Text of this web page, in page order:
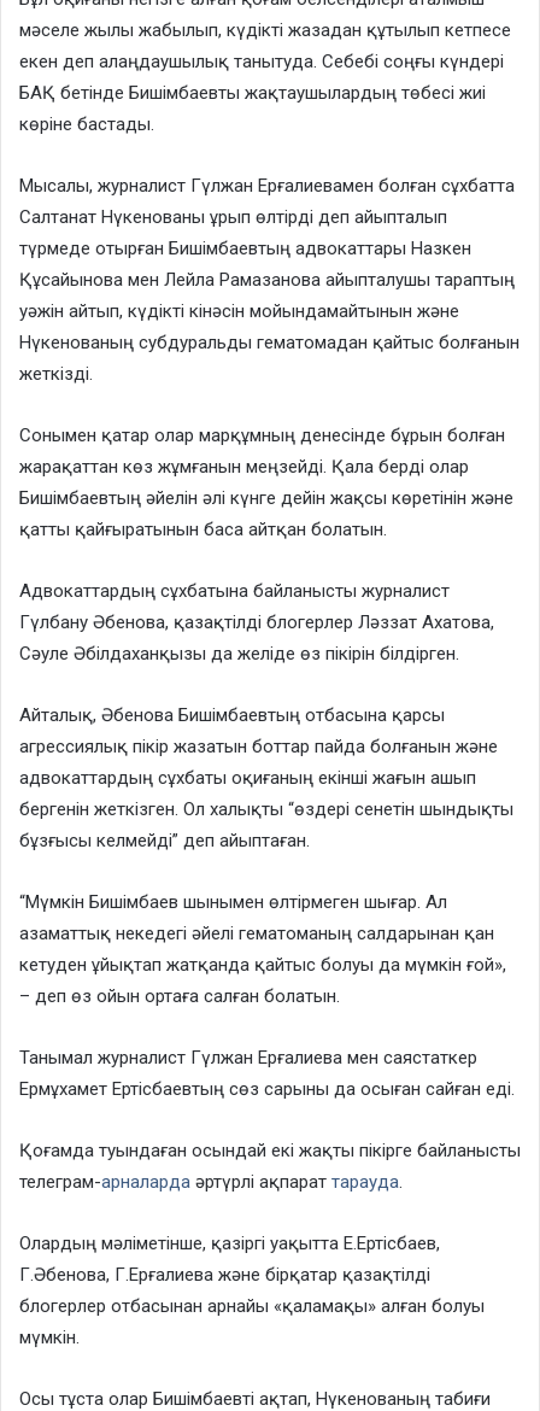
мәселе жылы жабылып, күдікті жазадан құтылып кетпесе
екен деп алаңдаушылық танытуда. Себебі соңғы күндері
БАҚ бетінде Бишімбаевты жақтаушылардың төбесі жиі
көріне бастады.
Мысалы, журналист Гүлжан Ерғалиевамен болған сұхбатта
Салтанат Нүкенованы ұрып өлтірді деп айыпталып
түрмеде отырған Бишімбаевтың адвокаттары Назкен
Құсайынова мен Лейла Рамазанова айыпталушы тараптың
уәжін айтып, күдікті кінәсін мойындамайтынын және
Нүкенованың субдуральды гематомадан қайтыс болғанын
жеткізді.
Сонымен қатар олар марқұмның денесінде бұрын болған
жарақаттан көз жұмғанын меңзейді. Қала берді олар
Бишімбаевтың әйелін әлі күнге дейін жақсы көретінін және
қатты қайғыратынын баса айтқан болатын.
Адвокаттардың сұхбатына байланысты журналист
Гүлбану Әбенова, қазақтілді блогерлер Ләззат Ахатова,
Сәуле Әбілдаханқызы да желіде өз пікірін білдірген.
Айталық, Әбенова Бишімбаевтың отбасына қарсы
агрессиялық пікір жазатын боттар пайда болғанын және
адвокаттардың сұхбаты оқиғаның екінші жағын ашып
бергенін жеткізген. Ол халықты “өздері сенетін шындықты
бұзғысы келмейді” деп айыптаған.
“Мүмкін Бишімбаев шынымен өлтірмеген шығар. Ал
азаматтық некедегі әйелі гематоманың салдарынан қан
кетуден ұйықтап жатқанда қайтыс болуы да мүмкін ғой»,
– деп өз ойын ортаға салған болатын.
Танымал журналист Гүлжан Ерғалиева мен саястаткер
Ермұхамет Ертісбаевтың сөз сарыны да осыған сайған еді.
Қоғамда туындаған осындай екі жақты пікірге байланысты
телеграм-арналарда әртүрлі ақпарат тарауда.
Олардың мәліметінше, қазіргі уақытта Е.Ертісбаев,
Г.Әбенова, Г.Ерғалиева және бірқатар қазақтілді
блогерлер отбасынан арнайы «қаламақы» алған болуы
мүмкін.
Осы тұста олар Бишімбаевті ақтап, Нүкенованың табиғи